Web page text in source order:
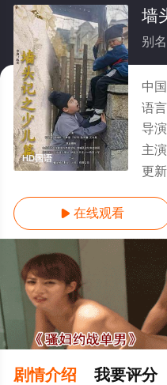
HD国语
墙
别
中
语言
导演
主演
更
 在线观看
剧情介绍 我要评分